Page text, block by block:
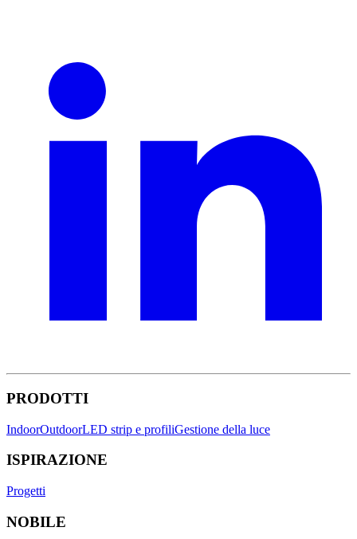
PRODOTTI
IndoorOutdoorLED strip e profiliGestione della luce
ISPIRAZIONE
Progetti
NOBILE